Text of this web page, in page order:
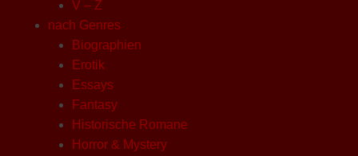
V – Z
nach Genres
Biographien
Erotik
Essays
Fantasy
Historische Romane
Horror & Mystery